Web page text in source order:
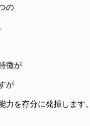
の
徴が
が
力を存分に発揮します。